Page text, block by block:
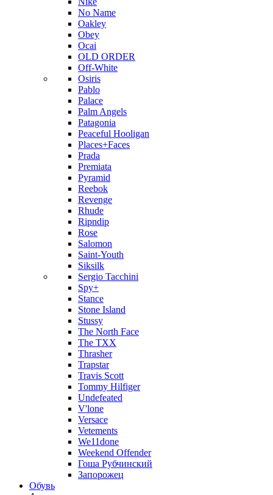
No Name
Oakley
Obey
Ocai
OLD ORDER
Off-White
Osiris
Pablo
Palace
Palm Angels
Patagonia
Peaceful Hooligan
Places+Faces
Prada
Premiata
Pyramid
Reebok
Revenge
Rhude
Ripndip
Rose
Salomon
Saint-Youth
Siksilk
Sergio Tacchini
Spy+
Stance
Stone Island
Stussy
The North Face
The TXX
Thrasher
Trapstar
Travis Scott
Tommy Hilfiger
Undefeated
V'lone
Versace
Vetements
We11done
Weekend Offender
Гоша Рубчинский
Запорожец
Обувь